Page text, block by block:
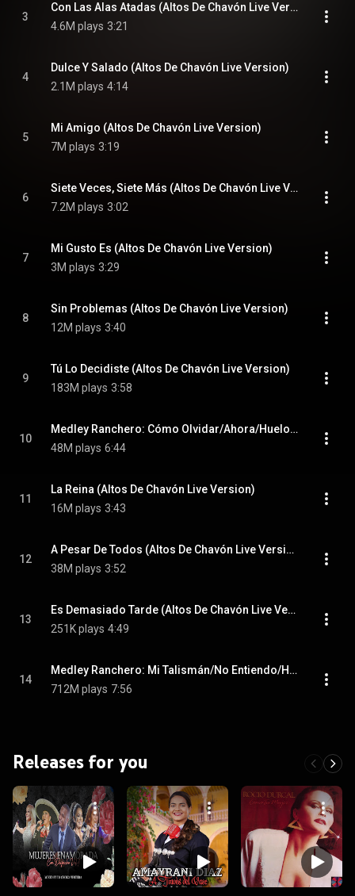
3
Con Las Alas Atadas (Altos De Chavón Live Version)
4.6M plays 3:21
4
Dulce Y Salado (Altos De Chavón Live Version)
2.1M plays 4:14
5
Mi Amigo (Altos De Chavón Live Version)
7M plays 3:19
6
Siete Veces, Siete Más (Altos De Chavón Live Version)
7.2M plays 3:02
7
Mi Gusto Es (Altos De Chavón Live Version)
3M plays 3:29
8
Sin Problemas (Altos De Chavón Live Version)
12M plays 3:40
9
Tú Lo Decidiste (Altos De Chavón Live Version)
183M plays 3:58
10
Medley Ranchero: Cómo Olvidar/Ahora/Huelo A Soledad (Altos De Chavón Live Version)
48M plays 6:44
11
La Reina (Altos De Chavón Live Version)
16M plays 3:43
12
A Pesar De Todos (Altos De Chavón Live Version)
38M plays 3:52
13
Es Demasiado Tarde (Altos De Chavón Live Version)
251K plays 4:49
14
Medley Ranchero: Mi Talismán/No Entiendo/Hechizo (Altos De Chavón Live Version)
712M plays 7:56
Releases for you